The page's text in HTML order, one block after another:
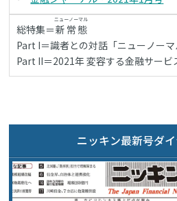
総特集＝新常態
ニューノーマル
Part I＝識者との対話「ニューノーマ
Part II＝2021年 変容する金融サービ
ニッキン最新号ダ